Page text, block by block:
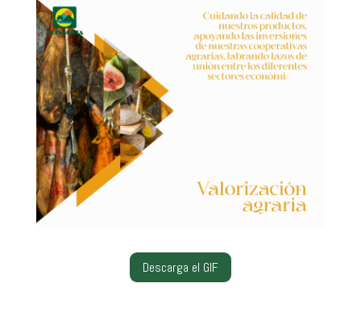
Descarga el GIF